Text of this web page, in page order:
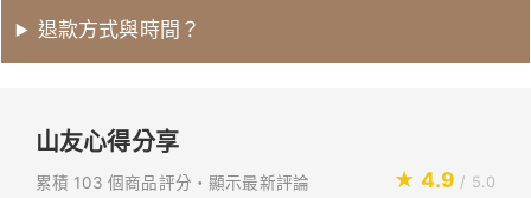
退款方式與時間？
山友心得分享
累積 103 個商品評分・顯示最新評論 ★ 4.9 / 5.0